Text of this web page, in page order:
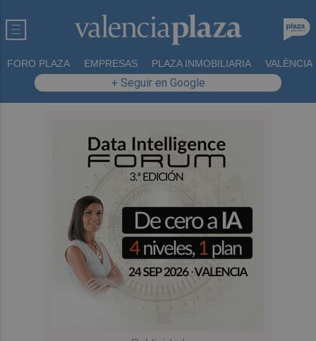
FORO PLAZA EMPRESAS PLAZA INMOBILIARIA VALÈNCIA
+ Seguir en Google